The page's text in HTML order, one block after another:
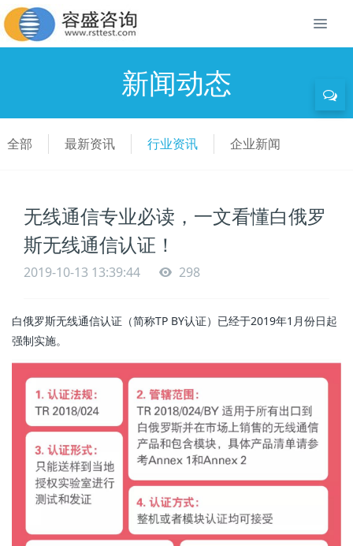
新闻动态
全部 最新资讯 行业资讯 企业新闻
无线通信专业必读，一文看懂白俄罗
斯无线通信认证！
2019-10-13 13:39:44 298
白俄罗斯无线通信认证（简称TP BY认证）已经于2019年1月份日起
强制实施。